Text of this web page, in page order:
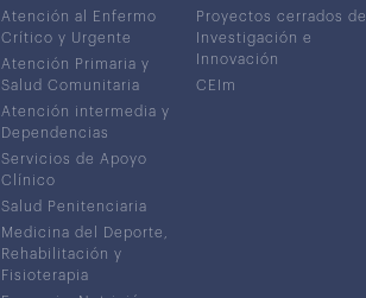
Atención al Enfermo
Crítico y Urgente
Atención Primaria y
Salud Comunitaria
Atención intermedia y
Dependencias
Servicios de Apoyo
Clínico
Salud Penitenciaria
Medicina del Deporte,
Rehabilitación y
Fisioterapia
Proyectos cerrados de
Investigación e
Innovación
CEIm